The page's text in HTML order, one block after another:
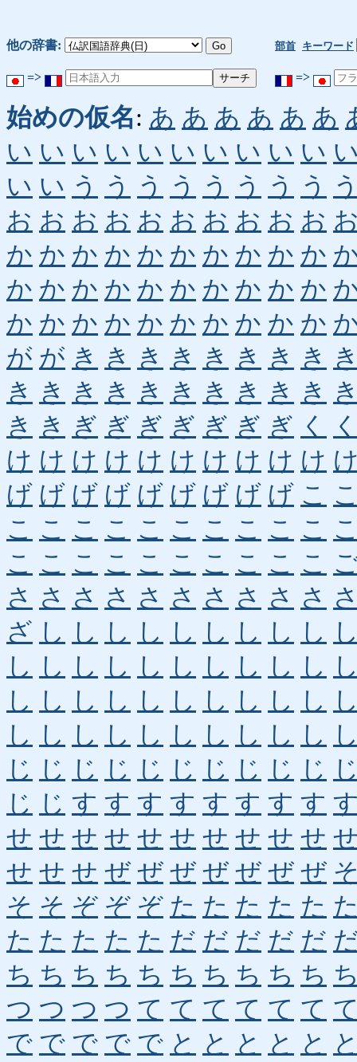
他の辞書: 部首 キーワード
=> =>
始めの仮名: あ あ あ あ あ あ
い い い い い い い い い い
い い う う う う う う う う
お お お お お お お お お お
か か か か か か か か か か
か か か か か か か か か か
か か か か か か か か か か
が が き き き き き き き き
き き き き き き き き き き
き き ぎ ぎ ぎ ぎ ぎ ぎ ぎ く
け け け け け け け け け け
げ げ げ げ げ げ げ げ げ こ
こ こ こ こ こ こ こ こ こ こ
こ こ こ こ こ こ こ こ こ こ
さ さ さ さ さ さ さ さ さ さ
ざ し し し し し し し し し
し し し し し し し し し し
し し し し し し し し し し
し し し し し し し し し し
じ じ じ じ じ じ じ じ じ じ
じ じ す す す す す す す す
せ せ せ せ せ せ せ せ せ せ
せ せ せ ぜ ぜ ぜ ぜ ぜ ぜ ぜ
そ そ ぞ ぞ ぞ た た た た た
た た た た た だ だ だ だ だ
ち ち ち ち ち ち ち ち ち ち
つ つ つ つ て て て て て て
で で で で で と と と と と